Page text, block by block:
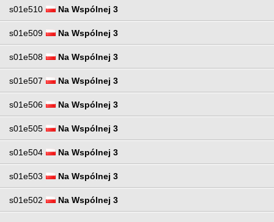
s01e510 Na Wspólnej 3
s01e509 Na Wspólnej 3
s01e508 Na Wspólnej 3
s01e507 Na Wspólnej 3
s01e506 Na Wspólnej 3
s01e505 Na Wspólnej 3
s01e504 Na Wspólnej 3
s01e503 Na Wspólnej 3
s01e502 Na Wspólnej 3